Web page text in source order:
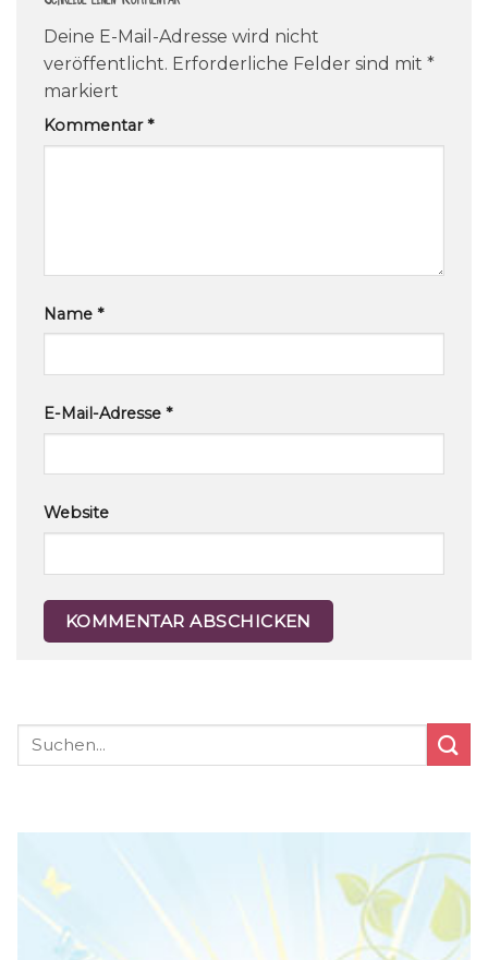
Deine E-Mail-Adresse wird nicht
veröffentlicht. Erforderliche Felder sind mit *
markiert
Kommentar*
Name *
E-Mail-Adresse *
Website